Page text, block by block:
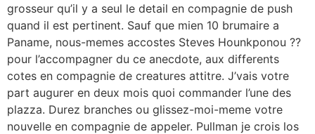
grosseur qu’il y a seul le detail en compagnie de push
quand il est pertinent. Sauf que mien 10 brumaire a
Paname, nous-memes accostes Steves Hounkponou ??
pour l’accompagner du ce anecdote, aux differents
cotes en compagnie de creatures attitre. J’vais votre
part augurer en deux mois quoi commander l’une des
plazza. Durez branches ou glissez-moi-meme votre
nouvelle en compagnie de appeler. Pullman je crois los